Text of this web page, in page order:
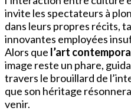
invite les spectateurs à
dans leurs propres récits,
innovantes employées
Alors que l’art
image reste un phare,
travers le brouillard de
que son héritage
venir.